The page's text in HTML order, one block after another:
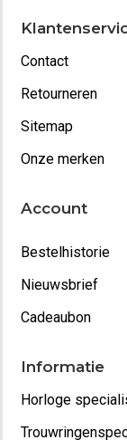
Contact
Retourneren
Sitemap
Onze merken
Account
Bestelhistorie
Nieuwsbrief
Cadeaubon
Informatie
Horloge